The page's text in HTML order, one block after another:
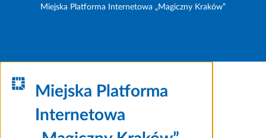
Miejska Platforma Internetowa „Magiczny Kraków”
Miejska Platforma
Internetowa